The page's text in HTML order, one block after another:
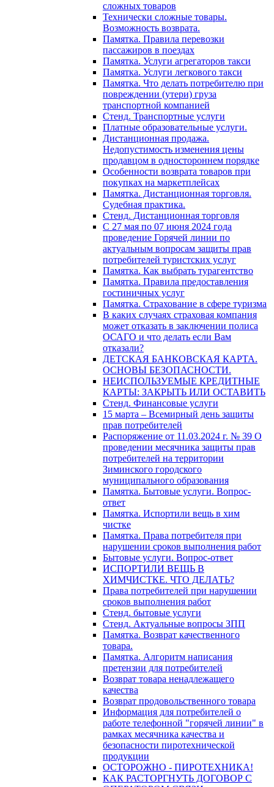
сложных товаров
Технически сложные товары.
Возможность возврата.
Памятка. Правила перевозки
пассажиров в поездах
Памятка. Услуги агрегаторов такси
Памятка. Услуги легкового такси
Памятка. Что делать потребителю при
повреждении (утери) груза
транспортной компанией
Стенд. Транспортные услуги
Платные образовательные услуги.
Дистанционная продажа.
Недопустимость изменения цены
продавцом в одностороннем порядке
Особенности возврата товаров при
покупках на маркетплейсах
Памятка. Дистанционная торговля.
Судебная практика.
Стенд. Дистанционная торговля
C 27 мая по 07 июня 2024 года
проведение Горячей линии по
актуальным вопросам защиты прав
потребителей туристских услуг
Памятка. Как выбрать турагентство
Памятка. Правила предоставления
гостиничных услуг
Памятка. Страхование в сфере туризма
В каких случаях страховая компания
может отказать в заключении полиса
ОСАГО и что делать если Вам
отказали?
ДЕТСКАЯ БАНКОВСКАЯ КАРТА.
ОСНОВЫ БЕЗОПАСНОСТИ.
НЕИСПОЛЬЗУЕМЫЕ КРЕДИТНЫЕ
КАРТЫ: ЗАКРЫТЬ ИЛИ ОСТАВИТЬ
Стенд. Финансовые услуги
15 марта – Всемирный день защиты
прав потребителей
Распоряжение от 11.03.2024 г. № 39 О
проведении месячника защиты прав
потребителей на территории
Зиминского городского
муниципального образования
Памятка. Бытовые услуги. Вопрос-
ответ
Памятка. Испортили вещь в хим
чистке
Памятка. Права потребителя при
нарушении сроков выполнения работ
Бытовые услуги. Вопрос-ответ
ИСПОРТИЛИ ВЕЩЬ В
ХИМЧИСТКЕ. ЧТО ДЕЛАТЬ?
Права потребителей при нарушении
сроков выполнения работ
Стенд. бытовые услуги
Стенд. Актуальные вопросы ЗПП
Памятка. Возврат качественного
товара.
Памятка. Алгоритм написания
претензии для потребителей
Возврат товара ненадлежащего
качества
Возврат продовольственного товара
Информация для потребителей о
работе телефонной "горячей линии" в
рамках месячника качества и
безопасности пиротехнической
продукции
ОСТОРОЖНО - ПИРОТЕХНИКА!
КАК РАСТОРГНУТЬ ДОГОВОР С